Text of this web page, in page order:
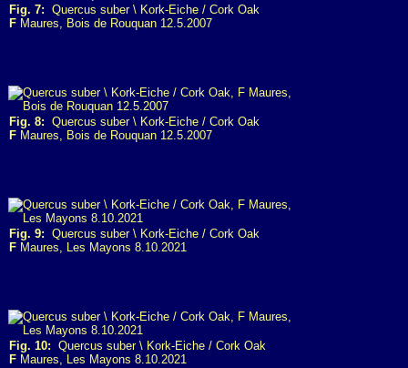
Fig. 7: Quercus suber \ Kork-Eiche / Cork Oak
F Maures, Bois de Rouquan 12.5.2007
Fig. 8: Quercus suber \ Kork-Eiche / Cork Oak
F Maures, Bois de Rouquan 12.5.2007
Fig. 9: Quercus suber \ Kork-Eiche / Cork Oak
F Maures, Les Mayons 8.10.2021
Fig. 10: Quercus suber \ Kork-Eiche / Cork Oak
F Maures, Les Mayons 8.10.2021